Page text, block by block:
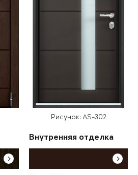
Рисунок: AS-302
Внутренняя отделка